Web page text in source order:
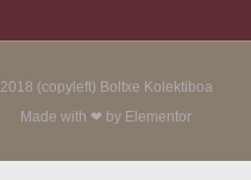
2018 (copyleft) Boltxe Kolektiboa
Made with ❤ by Elementor